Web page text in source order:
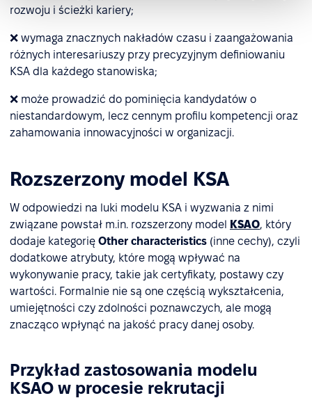
rozwoju i ścieżki kariery;
❌ wymaga znacznych nakładów czasu i zaangażowania
różnych interesariuszy przy precyzyjnym definiowaniu
KSA dla każdego stanowiska;
❌ może prowadzić do pominięcia kandydatów o
niestandardowym, lecz cennym profilu kompetencji oraz
zahamowania innowacyjności w organizacji.
Rozszerzony model KSA
W odpowiedzi na luki modelu KSA i wyzwania z nimi
związane powstał m.in. rozszerzony model KSAO, który
dodaje kategorię Other characteristics (inne cechy), czyli
dodatkowe atrybuty, które mogą wpływać na
wykonywanie pracy, takie jak certyfikaty, postawy czy
wartości. Formalnie nie są one częścią wykształcenia,
umiejętności czy zdolności poznawczych, ale mogą
znacząco wpłynąć na jakość pracy danej osoby.
Przykład zastosowania modelu
KSAO w procesie rekrutacji